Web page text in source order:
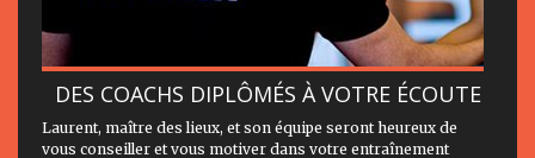
DES COACHS DIPLÔMÉS À VOTRE ÉCOUTE
Laurent, maître des lieux, et son équipe seront heureux de
vous conseiller et vous motiver dans votre entraînement